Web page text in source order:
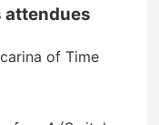
attendues
of Time